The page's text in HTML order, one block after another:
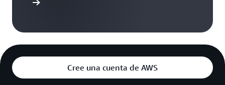
Cree una cuenta de AWS